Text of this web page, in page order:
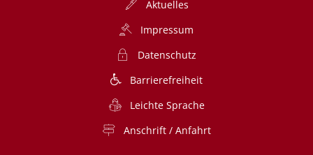
Aktuelles
Impressum
Datenschutz
Barrierefreiheit
Leichte Sprache
Anschrift / Anfahrt